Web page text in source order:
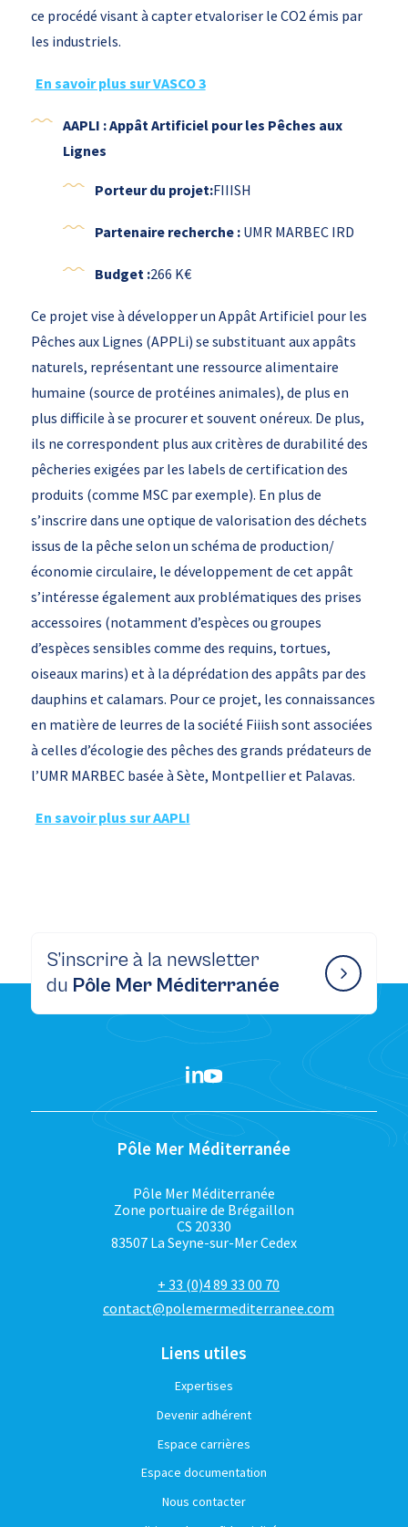
ce procédé visant à capter etvaloriser le CO2 émis par
les industriels.
En savoir plus sur VASCO 3
AAPLI : Appât Artificiel pour les Pêches aux
Lignes
Porteur du projet:FIIISH
Partenaire recherche :UMR MARBEC IRD
Budget :266 K€
Ce projet vise à développer un Appât Artificiel pour les
Pêches aux Lignes (APPLi) se substituant aux appâts
naturels, représentant une ressource alimentaire
humaine (source de protéines animales), de plus en
plus difficile à se procurer et souvent onéreux. De plus,
ils ne correspondent plus aux critères de durabilité des
pêcheries exigées par les labels de certification des
produits (comme MSC par exemple). En plus de
s’inscrire dans une optique de valorisation des déchets
issus de la pêche selon un schéma de production/
économie circulaire, le développement de cet appât
s’intéresse également aux problématiques des prises
accessoires (notamment d’espèces ou groupes
d’espèces sensibles comme des requins, tortues,
oiseaux marins) et à la déprédation des appâts par des
dauphins et calamars. Pour ce projet, les connaissances
en matière de leurres de la société Fiiish sont associées
à celles d’écologie des pêches des grands prédateurs de
l’UMR MARBEC basée à Sète, Montpellier et Palavas.
En savoir plus sur AAPLI
S’inscrire à la newsletter
du Pôle Mer Méditerranée
Pôle Mer Méditerranée
Pôle Mer Méditerranée
Zone portuaire de Brégaillon
CS 20330
83507 La Seyne-sur-Mer Cedex
+ 33 (0)4 89 33 00 70
contact@polemermediterranee.com
Liens utiles
Expertises
Devenir adhérent
Espace carrières
Espace documentation
Nous contacter